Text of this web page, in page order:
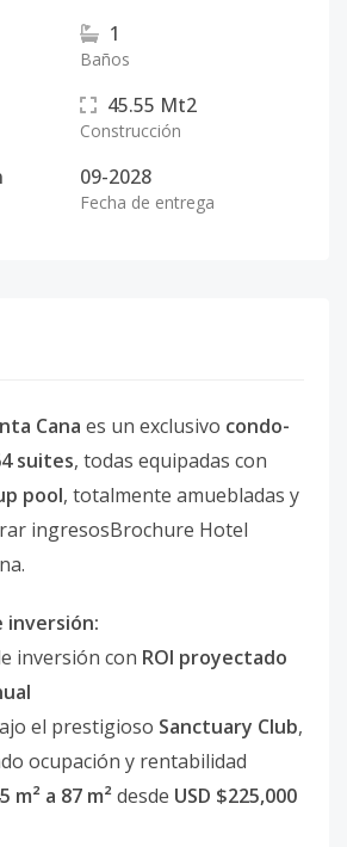
1
Baños
45.55 Mt2
Construcción
09-2028
Fecha de entrega
Cana es un exclusivo condo-
suites, todas equipadas con
pool, totalmente amuebladas y
ingresosBrochure Hotel
inversión:
inversión con ROI proyectado
el prestigioso Sanctuary Club,
ocupación y rentabilidad
m² a 87 m²desde USD $225,000